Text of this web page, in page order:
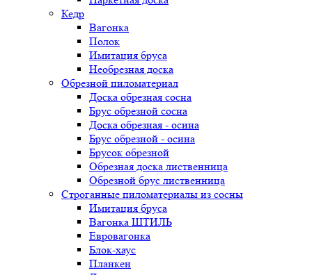
Кедр
Вагонка
Полок
Имитация бруса
Необрезная доска
Обрезной пиломатериал
Доска обрезная сосна
Брус обрезной сосна
Доска обрезная - осина
Брус обрезной - осина
Брусок обрезной
Обрезная доска лиственница
Обрезной брус лиственница
Строганные пиломатериалы из сосны
Имитация бруса
Вагонка ШТИЛЬ
Евровагонка
Блок-хаус
Планкен